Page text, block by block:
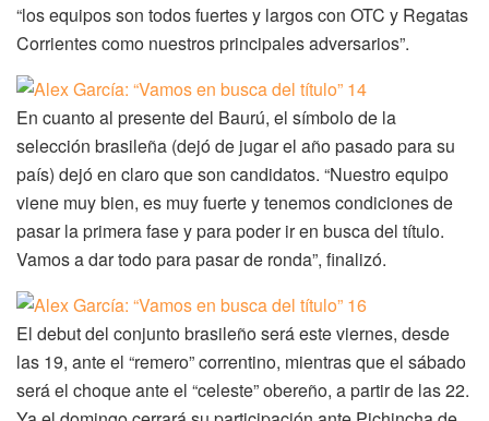
“los equipos son todos fuertes y largos con OTC y Regatas
Corrientes como nuestros principales adversarios”.
En cuanto al presente del Baurú, el símbolo de la
selección brasileña (dejó de jugar el año pasado para su
país) dejó en claro que son candidatos. “Nuestro equipo
viene muy bien, es muy fuerte y tenemos condiciones de
pasar la primera fase y para poder ir en busca del título.
Vamos a dar todo para pasar de ronda”, finalizó.
El debut del conjunto brasileño será este viernes, desde
las 19, ante el “remero” correntino, mientras que el sábado
será el choque ante el “celeste” obereño, a partir de las 22.